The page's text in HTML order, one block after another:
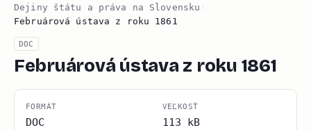
Dejiny štátu a práva na Slovensku ›
Februárová ústava z roku 1861
DOC
Februárová ústava z roku 1861
FORMÁT
DOC
VEĽKOSŤ
113 kB